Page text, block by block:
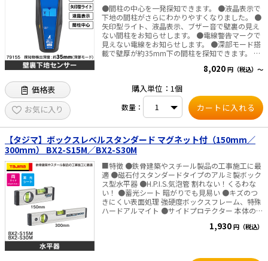
●間柱の中心を一発探知できます。 ●液晶表示で
下地の間柱がさらにわかりやすくなりました。 ●
矢印型ライト、液晶表示、ブザー音で壁裏の見え
ない間柱をお知らせします。 ●電線警告マークで
見えない電線をお知らせします。 ●深部モード搭
載で壁厚が約35mm下の間柱を探知できます。 ●
でも使えるバックライトも付いています。 ■仕様
260g（電池含） ・電源：9Vアルカリ乾電池×1個
・探知物検出深度(通常モード)：約19mm ・探知
物検出深度(深部モード)：約35mm ・電線警告機
能：約30mm
8,020 円（税込）～
価格表
お気に入り
購入単位：1個
数量：
【タジマ】ボックスレベルスタンダード マグネット付（150mm／
300mm） BX2-S15M／BX2-S30M
■特徴 ●鉄骨建築やスチール製品の工事施工に最
適 ●磁石付スタンダードタイプのアルミ製ボック
ス型水平器 ●H.P.I.S.気泡管 割れない！くるわな
い！ ●蓄光シート 暗がりでも見易い ●キズのつ
きにくい表面処理 強硬度ボックスフレーム、特殊
ハードアルマイト ●サイドプロテクター 本体の精
様 ・長さ BX2-S15M：150mm BX2-S30M：
1,930 円（税込）